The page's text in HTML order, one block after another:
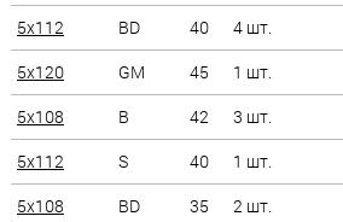
5x112 BD 40 4 шт.
5x120
GM 45 1 шт.
5x108
B 42 3 шт.
5x112
S 40 1 шт.
5x108
BD 35 2 шт.